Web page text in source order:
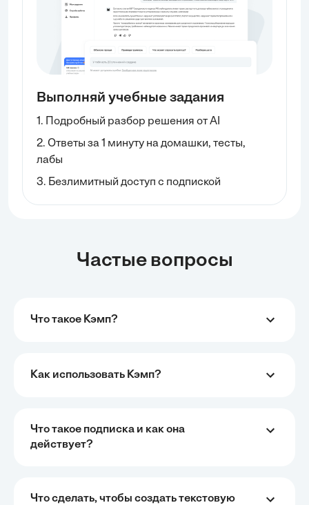
Выполняй учебные задания
1. Подробный разбор решения от AI
2. Ответы за 1 минуту на домашки, тесты,
лабы
3. Безлимитный доступ с подпиской
Частые вопросы
Что такое Кэмп?
Как использовать Кэмп?
Что такое подписка и как она
действует?
Что сделать, чтобы создать текстовую